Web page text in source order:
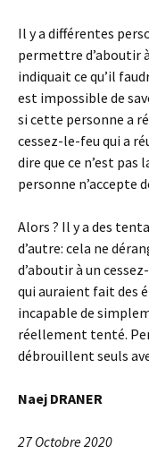
Il y a différentes
permettre d’aboutir
indiquait ce qu’il
est impossible de
si cette personne a
cessez-le-feu qui a
dire que ce n’est
personne n’accepte
Alors ? Il y a des
d’autre: cela ne
d’aboutir à un
qui auraient fait des
incapable de
réellement tenté.
débrouillent seuls
Naej DRANER
27 Octobre 2020